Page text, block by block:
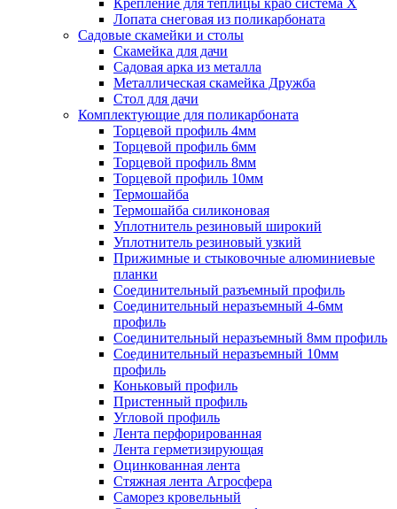
Лопата снеговая из поликарбоната
Садовые скамейки и столы
Скамейка для дачи
Садовая арка из металла
Металлическая скамейка Дружба
Стол для дачи
Комплектующие для поликарбоната
Торцевой профиль 4мм
Торцевой профиль 6мм
Торцевой профиль 8мм
Торцевой профиль 10мм
Термошайба
Термошайба силиконовая
Уплотнитель резиновый широкий
Уплотнитель резиновый узкий
Прижимные и стыковочные алюминиевые
планки
Соединительный разъемный профиль
Соединительный неразъемный 4-6мм
профиль
Соединительный неразъемный 8мм профиль
Соединительный неразъемный 10мм
профиль
Коньковый профиль
Пристенный профиль
Угловой профиль
Лента перфорированная
Лента герметизирующая
Оцинкованная лента
Стяжная лента Агросфера
Саморез кровельный